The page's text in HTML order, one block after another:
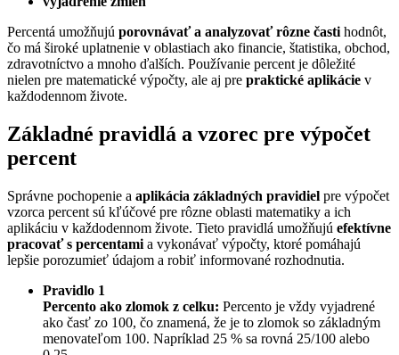
Percentá umožňujú porovnávať a analyzovať rôzne časti hodnôt,
čo má široké uplatnenie v oblastiach ako financie, štatistika, obchod,
zdravotníctvo a mnoho ďalších. Používanie percent je dôležité
nielen pre matematické výpočty, ale aj pre praktické aplikácie v
každodennom živote.
Základné pravidlá a vzorec pre výpočet
percent
Správne pochopenie a aplikácia základných pravidiel pre výpočet
vzorca percent sú kľúčové pre rôzne oblasti matematiky a ich
aplikáciu v každodennom živote. Tieto pravidlá umožňujú efektívne
pracovať s percentami a vykonávať výpočty, ktoré pomáhajú
lepšie porozumieť údajom a robiť informované rozhodnutia.
Pravidlo 1
Percento ako zlomok z celku: Percento je vždy vyjadrené
ako časť zo 100, čo znamená, že je to zlomok so základným
menovateľom 100. Napríklad 25 % sa rovná 25/100 alebo